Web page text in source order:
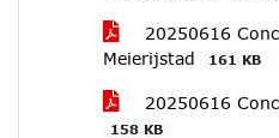
20250616
Meierijstad
161 KB
20250616
158 KB